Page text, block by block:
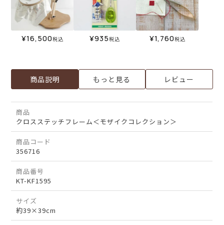
¥16,500税込 ¥935税込 ¥1,760税込
商品説明 もっと見る レビュー
商品
クロスステッチフレーム＜モザイクコレクション＞
商品コード
356716
商品番号
KT-KF1595
サイズ
約39×39cm